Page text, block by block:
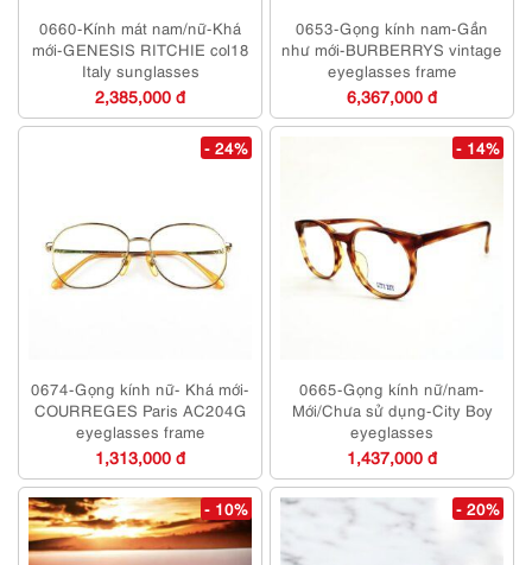
0660-Kính mát nam/nữ-Khá
mới-GENESIS RITCHIE col18
Italy sunglasses
2,385,000 đ
0653-Gọng kính nam-Gần
như mới-BURBERRYS vintage
eyeglasses frame
6,367,000 đ
- 24%
0674-Gọng kính nữ- Khá mới-
COURREGES Paris AC204G
eyeglasses frame
1,313,000 đ
- 14%
0665-Gọng kính nữ/nam-
Mới/Chưa sử dụng-City Boy
eyeglasses
1,437,000 đ
- 10% - 20%